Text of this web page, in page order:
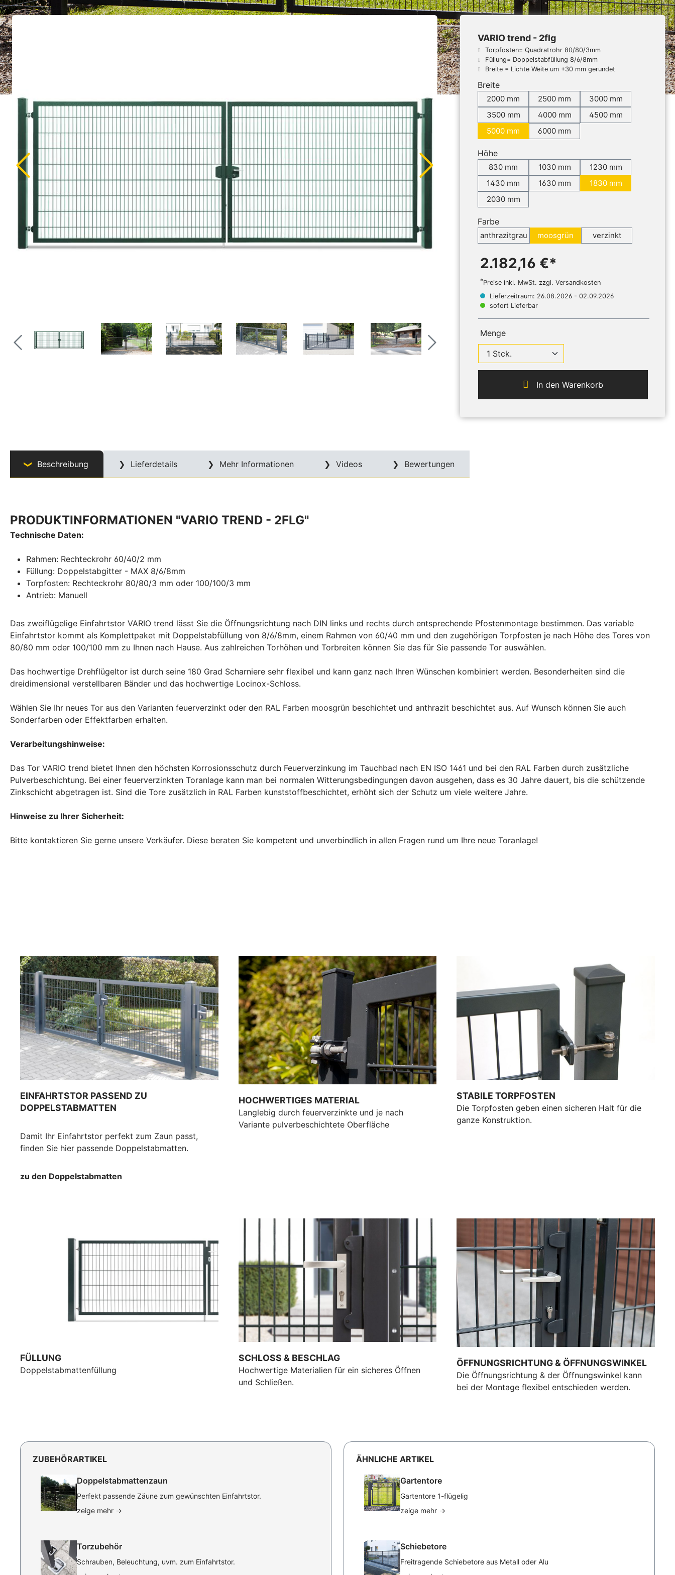
VARIO trend - 2flg
Torpfosten= Quadratrohr 80/80/3mm
Füllung= Doppelstabfüllung 8/6/8mm
Breite = Lichte Weite um +30 mm gerundet
Breite
2000 mm 2500 mm
3000 mm
3500 mm
4000 mm
4500 mm
5000 mm
6000 mm
Höhe
830 mm 1030 mm
1230 mm
1430 mm
1630 mm
1830 mm
2030 mm
Farbe
anthrazitgrau moosgrün verzinkt
2.182,16 €*
*Preise inkl. MwSt. zzgl. Versandkosten
Lieferzeitraum: 26.08.2026 - 02.09.2026
sofort Lieferbar
Menge
In den Warenkorb
Beschreibung Lieferdetails Mehr Informationen Videos Bewertungen
PRODUKTINFORMATIONEN "VARIO TREND - 2FLG"
Technische Daten:
Rahmen: Rechteckrohr 60/40/2 mm
Füllung: Doppelstabgitter - MAX 8/6/8mm
Torpfosten: Rechteckrohr 80/80/3 mm oder 100/100/3 mm
Antrieb: Manuell
Das zweiflügelige Einfahrtstor VARIO trend lässt Sie die Öffnungsrichtung nach DIN links und rechts durch entsprechende Pfostenmontage bestimmen. Das variable
Einfahrtstor kommt als Komplettpaket mit Doppelstabfüllung von 8/6/8mm, einem Rahmen von 60/40 mm und den zugehörigen Torpfosten je nach Höhe des Tores von
80/80 mm oder 100/100 mm zu Ihnen nach Hause. Aus zahlreichen Torhöhen und Torbreiten können Sie das für Sie passende Tor auswählen.
Das hochwertige Drehflügeltor ist durch seine 180 Grad Scharniere sehr flexibel und kann ganz nach Ihren Wünschen kombiniert werden. Besonderheiten sind die
dreidimensional verstellbaren Bänder und das hochwertige Locinox-Schloss.
Wählen Sie Ihr neues Tor aus den Varianten feuerverzinkt oder den RAL Farben moosgrün beschichtet und anthrazit beschichtet aus. Auf Wunsch können Sie auch
Sonderfarben oder Effektfarben erhalten.
Verarbeitungshinweise:
Das Tor VARIO trend bietet Ihnen den höchsten Korrosionsschutz durch Feuerverzinkung im Tauchbad nach EN ISO 1461 und bei den RAL Farben durch zusätzliche
Pulverbeschichtung. Bei einer feuerverzinkten Toranlage kann man bei normalen Witterungsbedingungen davon ausgehen, dass es 30 Jahre dauert, bis die schützende
Zinkschicht abgetragen ist. Sind die Tore zusätzlich in RAL Farben kunststoffbeschichtet, erhöht sich der Schutz um viele weitere Jahre.
Hinweise zu Ihrer Sicherheit:
Bitte kontaktieren Sie gerne unsere Verkäufer. Diese beraten Sie kompetent und unverbindlich in allen Fragen rund um Ihre neue Toranlage!
EINFAHRTSTOR PASSEND ZU
DOPPELSTABMATTEN
Damit Ihr Einfahrtstor perfekt zum Zaun passt,
finden Sie hier passende Doppelstabmatten.
zu den Doppelstabmatten
HOCHWERTIGES MATERIAL
Langlebig durch feuerverzinkte und je nach
Variante pulverbeschichtete Oberfläche
STABILE TORPFOSTEN
Die Torpfosten geben einen sicheren Halt für die
ganze Konstruktion.
FÜLLUNG
Doppelstabmattenfüllung
SCHLOSS & BESCHLAG
Hochwertige Materialien für ein sicheres Öffnen
und Schließen.
ÖFFNUNGSRICHTUNG & ÖFFNUNGSWINKEL
Die Öffnungsrichtung & der Öffnungswinkel kann
bei der Montage flexibel entschieden werden.
ZUBEHÖRARTIKEL
Doppelstabmattenzaun
Perfekt passende Zäune zum gewünschten Einfahrtstor.
zeige mehr →
Torzubehör
Schrauben, Beleuchtung, uvm. zum Einfahrtstor.
ÄHNLICHE ARTIKEL
Gartentore
Gartentore 1-flügelig
zeige mehr →
Schiebetore
Freitragende Schiebetore aus Metall oder Alu